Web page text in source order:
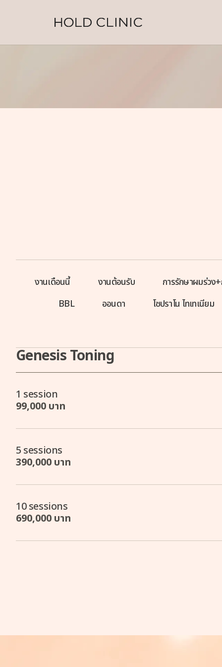
งานเดือนนี้ งานต้อนรับ การรักษาผมร่วง
BBL
ออนดา โซปราโน ไทเทเนียม
Genesis Toning
1 session
99,000 บาท
5 sessions
390,000 บาท
10 sessions
690,000 บาท